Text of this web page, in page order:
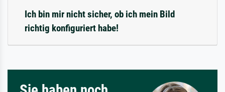
Ich bin mir nicht sicher, ob ich mein Bild
richtig konfiguriert habe!